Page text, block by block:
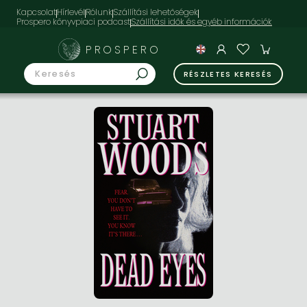
KapcsolatHírlevélRólunkSzállítási lehetőségek
Prospero könyvpiaci podcast
PROSPERO
RÉSZLETES KERESÉS